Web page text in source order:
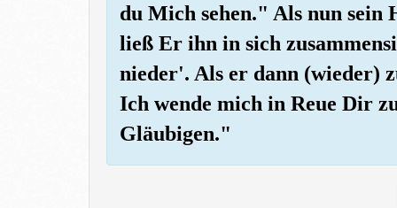
du Mich sehen." Als nun sein
ließ Er ihn in sich
nieder'. Als er dann (wieder)
Ich wende mich in Reue Dir
Gläubigen."